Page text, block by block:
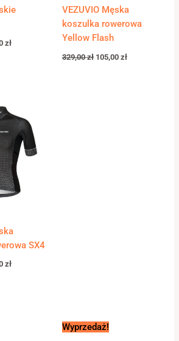
zł
VEZUVIO Męska
koszulka rowerowa
Yellow Flash
329,00zł 105,00 zł
SX4
zł.
zł
wynosi:
129,00 zł.
Wyprzedaż!Pierwotna
cena